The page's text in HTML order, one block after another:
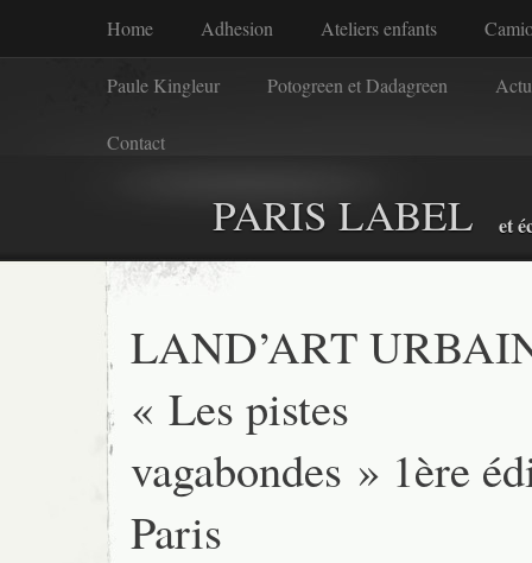
Home Adhesion Ateliers enfants
Paule Kingleur Potogreen et Dadagreen
Contact
PARIS LABEL et
LAND’ART
« Les pistes
vagabondes » 1ère
Paris